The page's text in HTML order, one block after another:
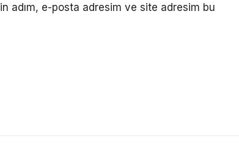
adım, e-posta adresim ve site adresim bu